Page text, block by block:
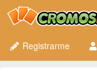
Registrarme